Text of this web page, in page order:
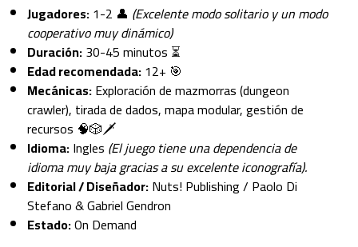
Jugadores:1-2 👤 (Excelente modo solitario y un modo
cooperativo muy dinámico)
Duración:30-45 minutos ⏳
Edad recomendada:12+ 🎯
Mecánicas:Exploración de mazmorras (dungeon
crawler), tirada de dados, mapa modular, gestión de
recursos 🧠🎲🗡️
Idioma:Ingles (El juego tiene una dependencia de
idioma muy baja gracias a su excelente iconografía).
Editorial / Diseñador:Nuts! Publishing / Paolo Di
Stefano & Gabriel Gendron
Estado:On Demand